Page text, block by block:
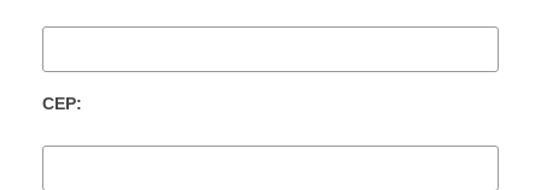
CEP: